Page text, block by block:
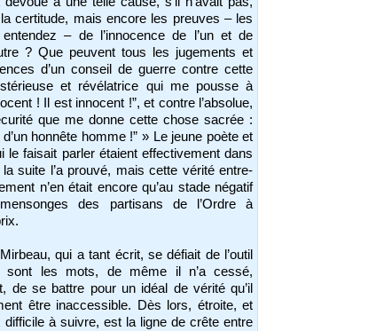
certitude, mais encore les preuves – les
– de l’innocence de l’un et de
? Que peuvent tous les jugements et
d’un conseil de guerre contre cette
et révélatrice qui me pousse à
! Il est innocent !”, et contre l’absolue,
que me donne cette chose sacrée :
honnête homme !” » Le jeune poète et
le faisait parler étaient effectivement dans
suite l’a prouvé, mais cette vérité entre-
n’en était encore qu’au stade négatif
des partisans de l’Ordre à
qui a tant écrit, se défiait de l’outil
sont les mots, de même il n’a cessé,
de se battre pour un idéal de vérité qu’il
être inaccessible. Dès lors, étroite, et
difficile à suivre, est la ligne de crête entre